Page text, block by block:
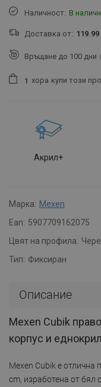
Наличност: В
Доставка от: 119.99
Връщане до 100 дни
1 хора купи този
Акрил+
Марка: Mexen
Ean: 5907709162075
Цвят на профила:
Тип: Фиксиран
Описание
Mexen Cubik
корпус и
Mexen Cubik е отлична
cm, изработена от бял